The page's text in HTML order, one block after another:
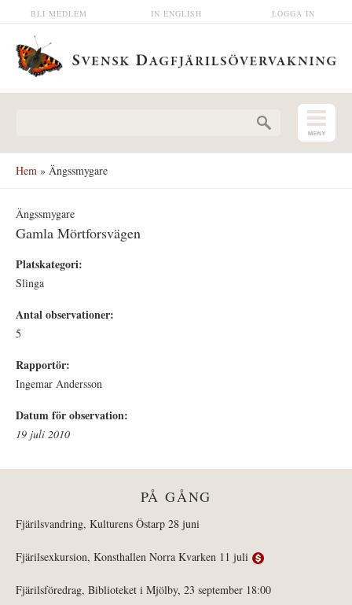
Hoppa till huvudinnehåll LOGGA IN
IN ENGLISH
BLI MEDLEM
Hem » Ängssmygare
Ängssmygare
Gamla Mörtforsvägen
Platskategori:
Slinga
Antal observationer:
5
Rapportör:
Ingemar Andersson
Datum för observation:
19 juli 2010
PÅ GÅNG
Fjärilsvandring, Kulturens Östarp 28 juni
Fjärilsexkursion, Konsthallen Norra Kvarken 11 juli
Fjärilsföredrag, Biblioteket i Mjölby, 23 september 18:00